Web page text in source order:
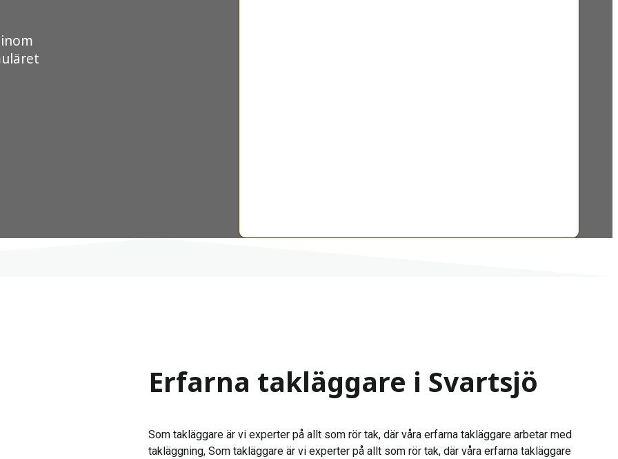
Erfarna takläggare i Svartsjö
Som takläggare är vi experter på allt som rör tak, där våra erfarna takläggare arbetar med
takläggning, Som takläggare är vi experter på allt som rör tak, där våra erfarna takläggare